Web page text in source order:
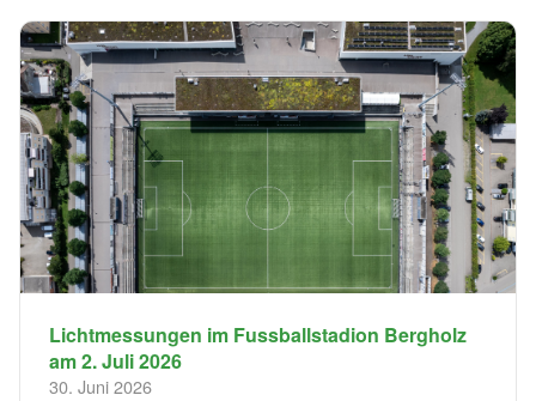
Lichtmessungen im Fussballstadion Bergholz
am 2. Juli 2026
30. Juni 2026